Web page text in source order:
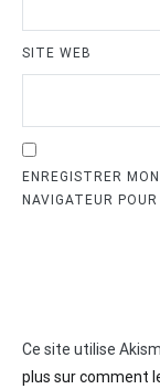
SITE WEB
ENREGISTRER
NAVIGATEUR
Ce site utilise
plus sur comment